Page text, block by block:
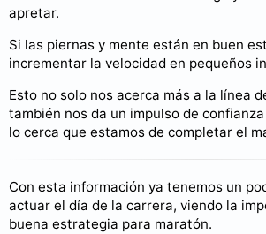
apretar.
Si las piernas y mente están en buen
incrementar la velocidad en pequeños
Esto no solo nos acerca más a la línea
también nos da un impulso de
lo cerca que estamos de completar el
Con esta información ya tenemos un
actuar el día de la carrera, viendo la
buena estrategia para maratón.